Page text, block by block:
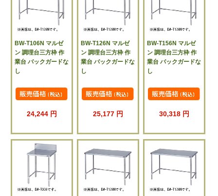
BW-T106N マルゼ
ン 調理台三方枠 作
業台 バックガードな
し
24,244 円
BW-T126N マルゼ
ン 調理台三方枠 作
業台 バックガードな
し
25,177 円
BW-T156N マルゼ
ン 調理台三方枠 作
業台 バックガードな
し
30,318 円